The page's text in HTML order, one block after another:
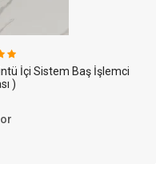
İçi Sistem Baş İşlemci
)